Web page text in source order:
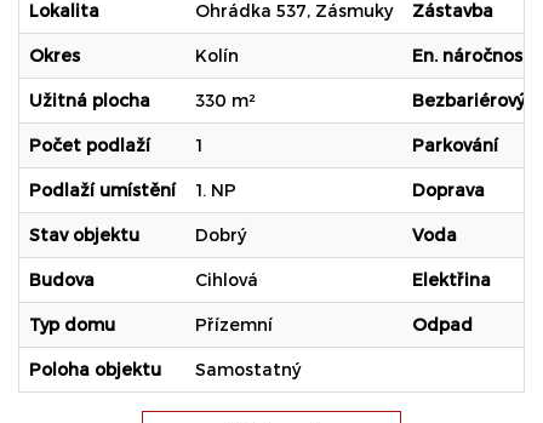
Lokalita Ohrádka 537, Zásmuky Zástavba
Okres Kolín En. náročnost
Užitná plocha 330 m² Bezbariérový
Počet podlaží 1 Parkování
Podlaží umístění 1. NP Doprava
Stav objektu Dobrý Voda
Budova Cihlová Elektřina
Typ domu Přízemní Odpad
Poloha objektu Samostatný